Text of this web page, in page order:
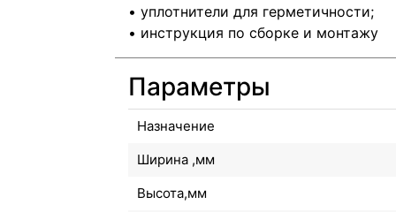
• уплотнители для герметичности;
• инструкция по сборке и монтажу
Параметры
Назначение
Ширина ,мм
Высота,мм